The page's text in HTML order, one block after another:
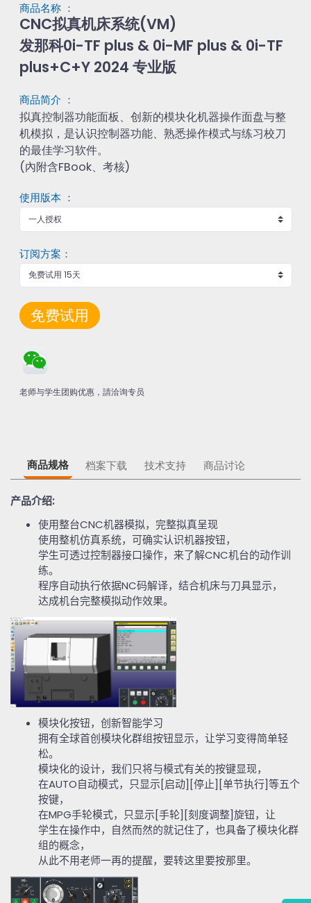
商品名称 ：
CNC拟真机床系统(VM)
发那科0i-TF plus & 0i-MF plus & 0i-TF
plus+C+Y 2024 专业版
商品简介 ：
拟真控制器功能面板、创新的模块化机器操作面盘与整
机模拟，是认识控制器功能、熟悉操作模式与练习校刀
的最佳学习软件。
(內附含FBook、考核)
使用版本 ：
订阅方案：
免费试用
老师与学生团购优惠，請洽询专员
商品规格 档案下载 技术支持 商品讨论
产品介绍:
使用整台CNC机器模拟，完整拟真呈现
使用整机仿真系统，可确实认识机器按钮，
学生可透过控制器接口操作，来了解CNC机台的动作训
练。
程序自动执行依据NC码解译，结合机床与刀具显示，
达成机台完整模拟动作效果。
模块化按钮，创新智能学习
拥有全球首创模块化群组按钮显示，让学习变得简单轻
松。
模块化的设计，我们只将与模式有关的按键显现，
在AUTO自动模式，只显示[启动][停止][单节执行]等五个
按键，
在MPG手轮模式，只显示[手轮][刻度调整]旋钮，让
学生在操作中，自然而然的就记住了，也具备了模块化群
组的概念，
从此不用老师一再的提醒，要转这里要按那里。